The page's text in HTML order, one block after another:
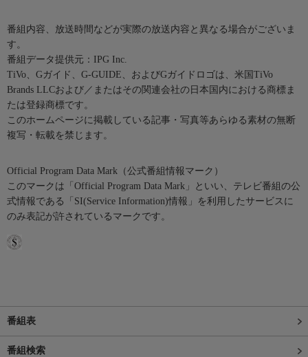
番組内容、放送時間などが実際の放送内容と異なる場合がございま
す。
番組データ提供元：IPG Inc.
TiVo、Gガイド、G-GUIDE、およびGガイドロゴは、米国TiVo
Brands LLCおよび／またはその関連会社の日本国内における商標ま
たは登録商標です。
このホームページに掲載している記事・写真等あらゆる素材の無断
複写・転載を禁じます。
Official Program Data Mark（公式番組情報マーク）
このマークは「Official Program Data Mark」といい、テレビ番組の公
式情報である「SI(Service Information)情報」を利用したサービスに
のみ表記が許されているマークです。
番組表
番組検索